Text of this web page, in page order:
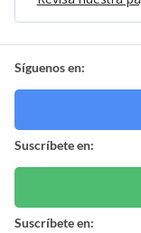
Síguenos en:
Suscríbete en:
Suscríbete en: